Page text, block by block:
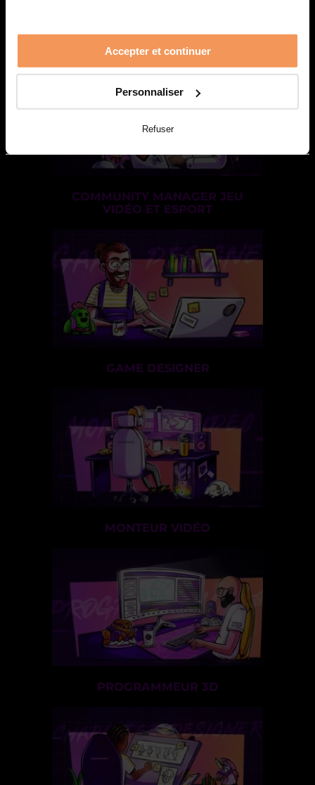
Accepter et continuer
Personnaliser
Refuser
TESTEUR DE JEUX VIDÉO
COMMUNITY MANAGER JEU
VIDÉO ET ESPORT
GAME DESIGNER
MONTEUR VIDÉO
PROGRAMMEUR 3D